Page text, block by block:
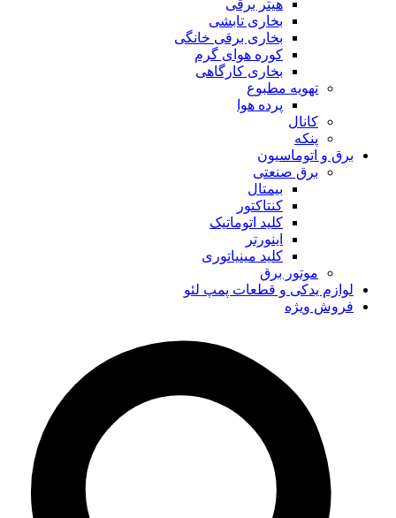
هیتر برقی
بخاری تابشی
بخاری برقی خانگی
کوره هوای گرم
بخاری کارگاهی
تهویه مطبوع
پرده هوا
کانال
پنکه
برق و اتوماسیون
برق صنعتی
بیمتال
کنتاکتور
کلید اتوماتیک
اینورتر
کلید مینیاتوری
موتور برق
لوازم یدکی و قطعات پمپ لئو
فروش ویژه